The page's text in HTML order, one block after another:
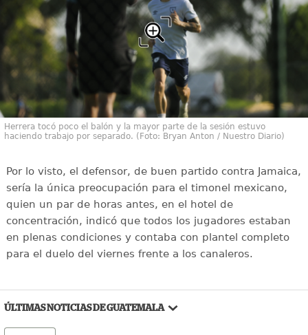
Herrera tocó poco el balón y la mayor parte de la sesión estuvo
haciendo trabajo por separado. (Foto: Bryan Anton / Nuestro Diario)
Por lo visto, el defensor, de buen partido contra Jamaica,
sería la única preocupación para el timonel mexicano,
quien un par de horas antes, en el hotel de
concentración, indicó que todos los jugadores estaban
en plenas condiciones y contaba con plantel completo
para el duelo del viernes frente a los canaleros.
ÚLTIMAS NOTICIAS DE GUATEMALA